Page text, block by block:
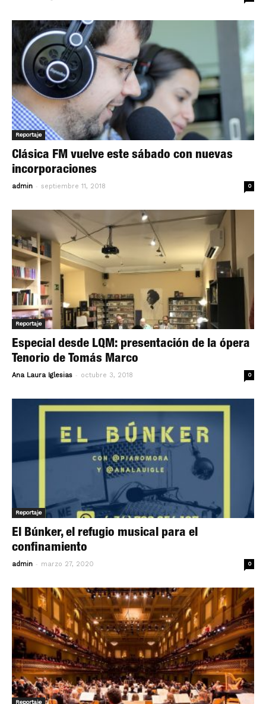
Reportaje
Clásica FM vuelve este sábado con nuevas
incorporaciones
admin - septiembre 11, 2018 0
Reportaje
Especial desde LQM: presentación de la ópera
Tenorio de Tomás Marco
Ana Laura Iglesias - octubre 3, 2018 0
Reportaje
El Búnker, el refugio musical para el
confinamiento
admin - marzo 27, 2020 0
Reportaje